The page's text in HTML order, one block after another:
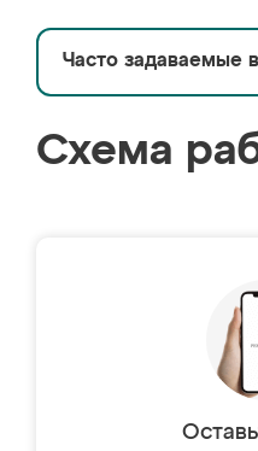
Часто задаваемые
Схема